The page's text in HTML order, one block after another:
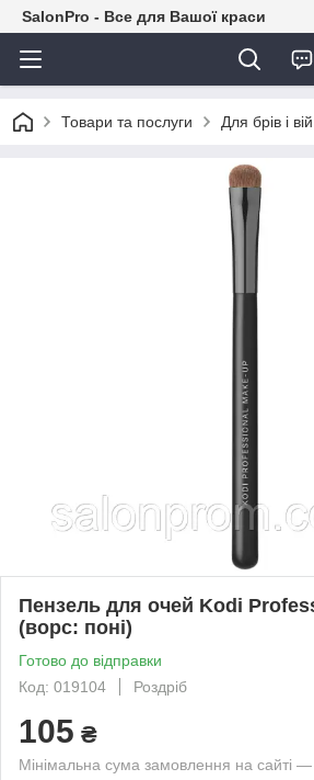
SalonPro - Все для Вашої краси
Товари та послуги Для брів і
Пензель для очей Kodi
(ворс: поні)
Готово до відправки
Код: 019104
Роздріб
105 ₴
Мінімальна сума замовлення на сайті